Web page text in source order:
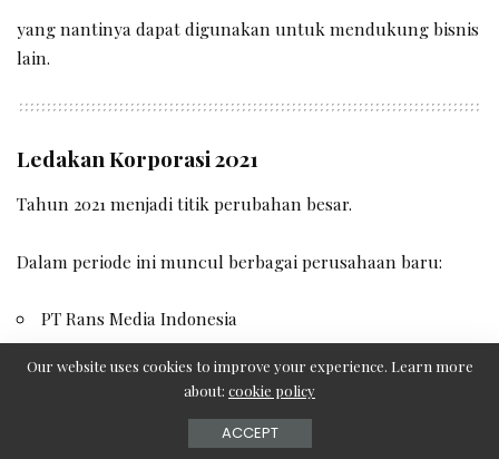
yang nantinya dapat digunakan untuk mendukung bisnis
lain.
Ledakan Korporasi 2021
Tahun 2021 menjadi titik perubahan besar.
Dalam periode ini muncul berbagai perusahaan baru:
PT Rans Media Indonesia
PT Rans Animasi Indonesia
PT Rans Entertainment Indonesia
PT Rans Kapital Indonesia
Our website uses cookies to improve your experience. Learn more
about: cookie policy
ACCEPT